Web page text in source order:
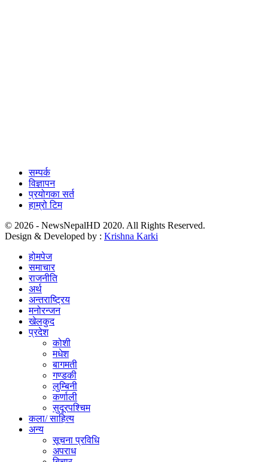
सम्पर्क
विज्ञापन
प्रयोगका सर्त
हाम्रो टिम
© 2026 - NewsNepalHD 2020. All Rights Reserved.
Design & Developed by : Krishna Karki
होमपेज
समाचार
राजनीति
अर्थ
अन्तराष्ट्रिय
मनोरन्जन
खेलकुद
प्रदेश
कोशी
मधेश
बागमती
गण्डकी
लुम्बिनी
कर्णाली
सुदूरपश्चिम
कला/ साहित्य
अन्य
सूचना प्रविधि
अपराध